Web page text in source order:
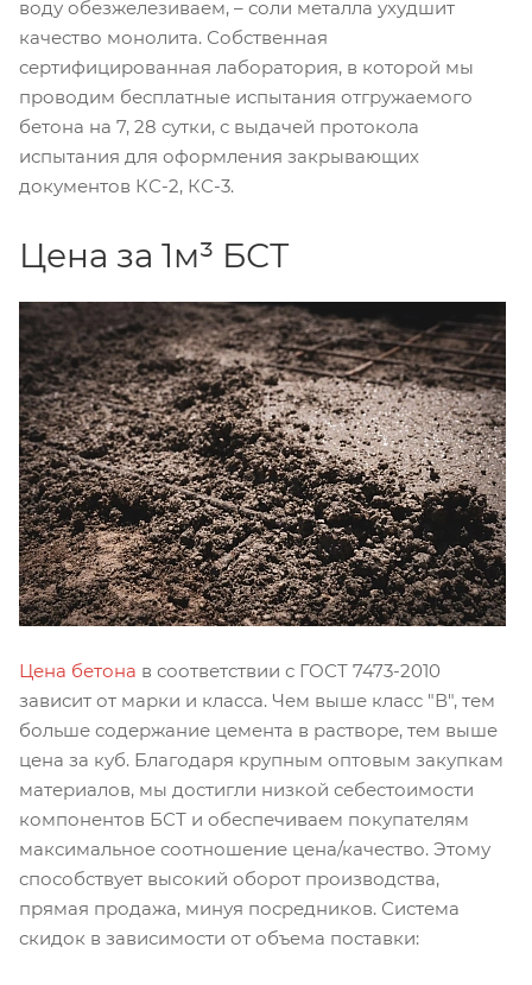
воду обезжелезиваем, – соли металла ухудшит
качество монолита. Собственная
сертифицированная лаборатория, в которой мы
проводим бесплатные испытания отгружаемого
бетона на 7, 28 сутки, с выдачей протокола
испытания для оформления закрывающих
документов КС-2, КС-3.
Цена за 1м³ БСТ
Цена бетона в соответствии с ГОСТ 7473-2010
зависит от марки и класса. Чем выше класс "В", тем
больше содержание цемента в растворе, тем выше
цена за куб. Благодаря крупным оптовым закупкам
материалов, мы достигли низкой себестоимости
компонентов БСТ и обеспечиваем покупателям
максимальное соотношение цена/качество. Этому
способствует высокий оборот производства,
прямая продажа, минуя посредников. Система
скидок в зависимости от объема поставки: